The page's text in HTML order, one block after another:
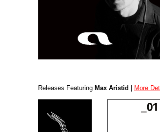
Releases Featuring Max Aristid More